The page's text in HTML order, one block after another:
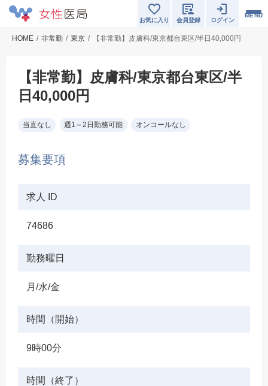
MENU
お気に入り 会員登録 ログイン
HOME 非常勤 東京 【非常勤】皮膚科/東京都台東区/半日40,000円
【非常勤】皮膚科/東京都台東区/半
日40,000円
当直なし 週1～2日勤務可能 オンコールなし
募集要項
求人 ID
74686
勤務曜日
月/水/金
時間（開始）
9時00分
時間（終了）